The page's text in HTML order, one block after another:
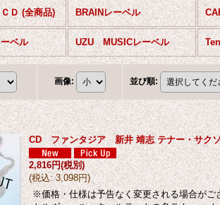
Ｄ (全商品) BRAINレーベル
ベル UZU MUSICレーベル
画像: 並び順:
CD ファンタジア 新井 靖志 テナー・サク
2,816円(税別)
(税込: 3,098円)
※価格・仕様は予告なく変更される場合が